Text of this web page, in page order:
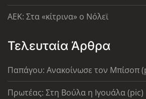
AEK: Στα «κίτρινα» ο Νόλεϊ
Τελευταία Άρθρα
Παπάγου: Ανακοίνωσε τον Μπίσοπ
Πρωτέας: Στη Βούλα η Ιγουάλα (pic)